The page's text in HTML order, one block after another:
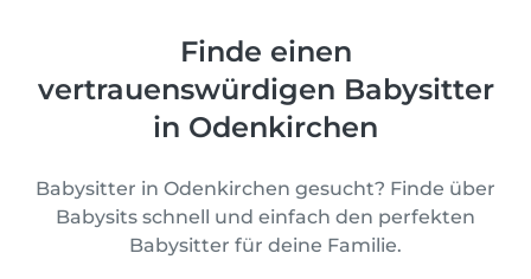
Finde einen
vertrauenswürdigen Babysitter
in Odenkirchen
Babysitter in Odenkirchen gesucht? Finde über
Babysits schnell und einfach den perfekten
Babysitter für deine Familie.